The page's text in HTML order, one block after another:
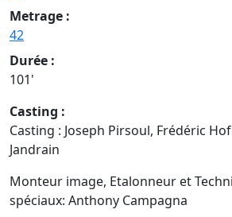
Metrage :
42
Durée :
101'
Casting :
Casting : Joseph Pirsoul, Frédéric
Jandrain
Monteur image, Etalonneur et
spéciaux: Anthony Campagna